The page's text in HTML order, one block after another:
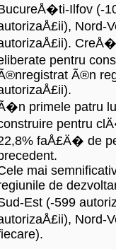
Ilfov (-
Nord-
pentru
Ã®n
primele patru
pentru
faÅ£Ä� de
mai
de
Est (-599
Nord-